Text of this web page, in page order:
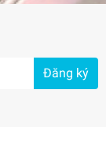
Đăng ký